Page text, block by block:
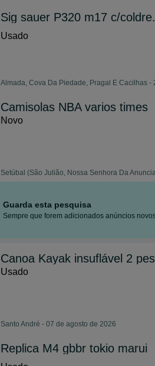
Sig sauer P320 m17 c/coldre.
Usado
Almada, Cova Da Piedade, Pragal E Cacilhas -
Camisolas NBA varios times
Novo
Setúbal (São Julião, Nossa Senhora Da
Guarda esta pesquisa
Sempre que forem adicionados anúncios
Canoa Kayak insuflável 2
Usado
Santo André - 07 de agosto de 2026
Replica M4 gbbr tokio marui